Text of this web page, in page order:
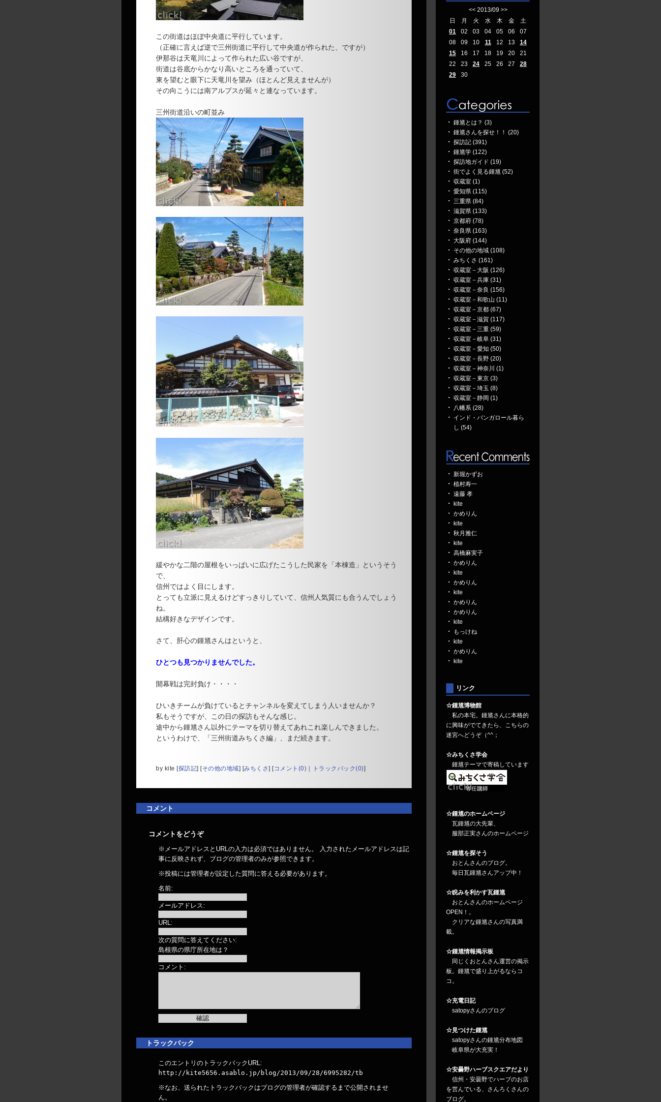
この街道はほぼ中央道に平行しています。
（正確に言えば逆で三州街道に平行して中央道が作られた、ですが）
伊那谷は天竜川によって作られた広い谷ですが、
街道は谷底からかなり高いところを通っていて、
東を望むと眼下に天竜川を望み（ほとんど見えませんが）
その向こうには南アルプスが延々と連なっています。
三州街道沿いの町並み
緩やかな二階の屋根をいっぱいに広げたこうした民家を「本棟造」というそう
で、
信州ではよく目にします。
とっても立派に見えるけどすっきりしていて、信州人気質にも合うんでしょう
ね。
結構好きなデザインです。
さて、肝心の鍾馗さんはというと、
ひとつも見つかりませんでした。
開幕戦は完封負け・・・・
ひいきチームが負けているとチャンネルを変えてしまう人いませんか？
私もそうですが、この日の探訪もそんな感じ。
途中から鍾馗さん以外にテーマを切り替えてあれこれ楽しんできました。
というわけで、「三州街道みちくさ編」、まだ続きます。
by kite [探訪記] [その他の地域] [みちくさ] [コメント(0) トラックバック(0)]
コメント
コメントをどうぞ
※メールアドレスとURLの入力は必須ではありません。 入力されたメールアドレスは記
事に反映されず、ブログの管理者のみが参照できます。
※投稿には管理者が設定した質問に答える必要があります。
名前:
メールアドレス:
URL:
次の質問に答えてください:
島根県の県庁所在地は？
コメント:
トラックバック
このエントリのトラックバックURL:
http://kite5656.asablo.jp/blog/2013/09/28/6995282/tb
※なお、送られたトラックバックはブログの管理者が確認するまで公開されませ
ん。
<< 2013/09 >>
日
月 火 水 木 金
土
01
02 03 04 05 06
07
08
09 10 11 12 13
14
15
16 17 18 19 20
21
22
23 24 25 26 27
28
29
30
鍾馗とは？ (3)
鍾馗さんを探せ！！ (20)
探訪記 (391)
鍾馗学 (122)
探訪地ガイド (19)
街でよく見る鍾馗 (52)
収蔵室 (1)
愛知県 (115)
三重県 (84)
滋賀県 (133)
京都府 (78)
奈良県 (163)
大阪府 (144)
その他の地域 (108)
みちくさ (161)
収蔵室－大阪 (126)
収蔵室－兵庫 (31)
収蔵室－奈良 (156)
収蔵室－和歌山 (11)
収蔵室－京都 (67)
収蔵室－滋賀 (117)
収蔵室－三重 (59)
収蔵室－岐阜 (31)
収蔵室－愛知 (50)
収蔵室－長野 (20)
収蔵室－神奈川 (1)
収蔵室－東京 (3)
収蔵室－埼玉 (8)
収蔵室－静岡 (1)
八幡系 (28)
インド・バンガロール暮ら
し (54)
新堀かずお
植村寿一
遠藤 孝
kite
かめりん
kite
秋月雅仁
kite
高橋麻実子
かめりん
kite
かめりん
kite
かめりん
かめりん
kite
もっけね
kite
かめりん
kite
リンク
☆鍾馗博物館
私の本宅。鍾馗さんに本格的
に興味がでてきたら、こちらの
迷宮へどうぞ（^^；
☆みちくさ学会
鍾馗テーマで寄稿しています
☆鍾馗のホームページ
瓦鍾馗の大先輩、
服部正実さんのホームページ
☆鍾馗を探そう
おとんさんのブログ。
毎日瓦鍾馗さんアップ中！
☆睨みを利かす瓦鍾馗
おとんさんのホームページ
OPEN！。
クリアな鍾馗さんの写真満
載。
☆鍾馗情報掲示板
同じくおとんさん運営の掲示
板。鍾馗で盛り上がるならコ
コ。
☆充電日記
satopyさんのブログ
☆見つけた鍾馗
satopyさんの鍾馗分布地図
岐阜県が大充実！
☆安曇野ハーブスクエアだより
信州・安曇野でハーブのお店
を営んでいる、さんろくさんの
ブログ。